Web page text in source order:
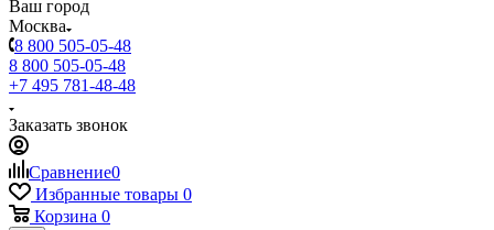
Ваш город
Москва
8 800 505-05-48
8 800 505-05-48
+7 495 781-48-48
Заказать звонок
Сравнение0
Избранные товары 0
Корзина 0